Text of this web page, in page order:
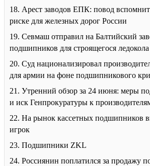
18. Арест заводов ЕПК: повод
риске для железных дорог России
19. Севмаш отправил на Балтийский
подшипников для строящегося
20. Суд национализировал
для армии на фоне подшипникового
21. Утренний обзор за 24 июня: меры
и иск Генпрокуратуры к
22. На рынок кассетных подшипников
игрок
23. Подшипники ZKL
24. Россиянин поплатился за продажу